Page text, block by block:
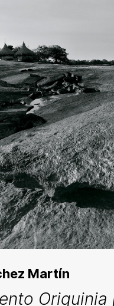
Martín
Oriquinia